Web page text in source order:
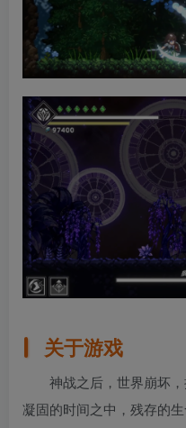
关于游戏
神战之后，世界崩坏
凝固的时间之中，残存的